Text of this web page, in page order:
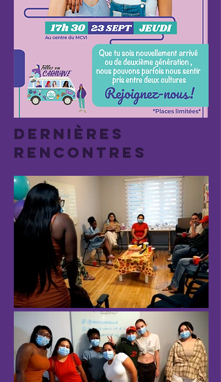
DERNIÈRES
RENCONTRES